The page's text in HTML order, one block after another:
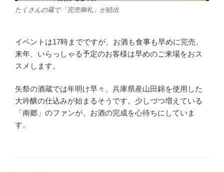
たくさんの蔵で「完売御礼」が続出
イベントは17時までですが、お酒も食事も早めに完売。
来年、いらっしゃる予定のお客様は早めのご来場をおス
スメします。
矢祭の酒蔵では年明け早々、兵庫県産山田錦を使用した
大吟醸の仕込みが始まるそうです。少しづつ増えている
「南郷」のファンが、お酒の完成を心待ちにしていま
す。